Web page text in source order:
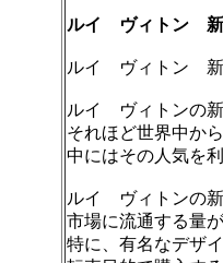
ルイ ヴィトン
ルイ ヴィトン 新
ルイ ヴィトンの新
それほど世界中か
中にはその人気を
ルイ ヴィトンの新
市場に流通する量
特に、有名なデザ